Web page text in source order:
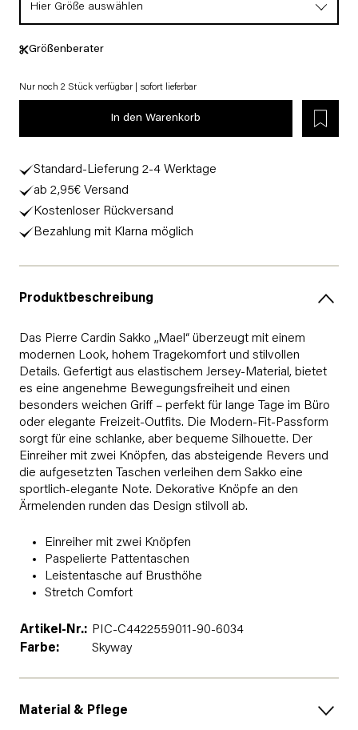
Hier Größe auswählen
Größenberater
Nur noch 2 Stück verfügbar | sofort lieferbar
In den Warenkorb
Standard-Lieferung 2-4 Werktage
ab 2,95€ Versand
Kostenloser Rückversand
Bezahlung mit Klarna möglich
Produktbeschreibung
Das Pierre Cardin Sakko „Mael“ überzeugt mit einem
modernen Look, hohem Tragekomfort und stilvollen
Details. Gefertigt aus elastischem Jersey-Material, bietet
es eine angenehme Bewegungsfreiheit und einen
besonders weichen Griff – perfekt für lange Tage im Büro
oder elegante Freizeit-Outfits. Die Modern-Fit-Passform
sorgt für eine schlanke, aber bequeme Silhouette. Der
Einreiher mit zwei Knöpfen, das absteigende Revers und
die aufgesetzten Taschen verleihen dem Sakko eine
sportlich-elegante Note. Dekorative Knöpfe an den
Ärmelenden runden das Design stilvoll ab.
Einreiher mit zwei Knöpfen
Paspelierte Pattentaschen
Leistentasche auf Brusthöhe
Stretch Comfort
Artikel-Nr.: PIC-C4422559011-90-6034
Farbe:
Skyway
Material & Pflege